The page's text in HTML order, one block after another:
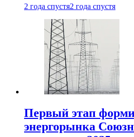
2 года спустя2 года спустя
Первый этап
энергорынка